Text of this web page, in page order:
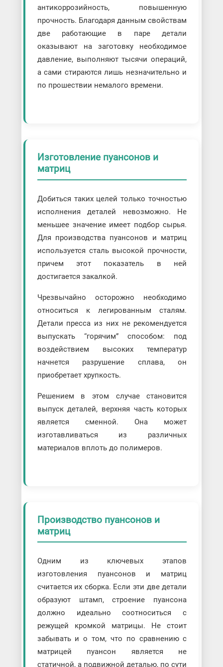
антикоррозийность, повышенную
прочность. Благодаря данным свойствам
две работающие в паре детали
оказывают на заготовку необходимое
давление, выполняют тысячи операций,
а сами стираются лишь незначительно и
по прошествии немалого времени.
Изготовление пуансонов и
матриц
Добиться таких целей только точностью
исполнения деталей невозможно. Не
меньшее значение имеет подбор сырья.
Для производства пуансонов и матриц
используется сталь высокой прочности,
причем этот показатель в ней
достигается закалкой.
Чрезвычайно осторожно необходимо
относиться к легированным сталям.
Детали пресса из них не рекомендуется
выпускать “горячим” способом: под
воздействием высоких температур
начнется разрушение сплава, он
приобретает хрупкость.
Решением в этом случае становится
выпуск деталей, верхняя часть которых
является сменной. Она может
изготавливаться из различных
материалов вплоть до полимеров.
Производство пуансонов и
матриц
Одним из ключевых этапов
изготовления пуансонов и матриц
считается их сборка. Если эти две детали
образуют штамп, строение пуансона
должно идеально соотноситься с
режущей кромкой матрицы. Не стоит
забывать и о том, что по сравнению с
матрицей пуансон является не
статичной, а подвижной деталью, по сути